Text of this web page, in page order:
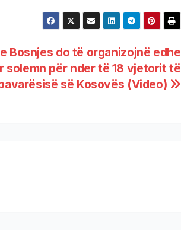
Bosnjes do të organizojnë edhe
solemn për nder të 18 vjetorit të
së Kosovës (Video)